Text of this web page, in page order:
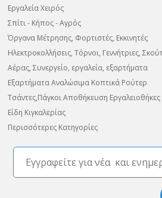
Εργαλεία Χειρός
Σπίτι - Κήπος - Αγρός
Όργανα Μέτρησης, Φορτιστές, Εκκινητές
Ηλεκτροκολλήσεις, Τόρνοι, Γεννήτριες,
Αέρας, Συνεργείο, εργαλεία, εξαρτήματα
Εξαρτήματα Αναλώσιμα Κοπτικά Ρούτερ
Τσάντες,Πάγκοι Αποθήκευση Εργαλειοθήκες
Είδη Κιγκαλερίας
Περισσότερες Κατηγορίες